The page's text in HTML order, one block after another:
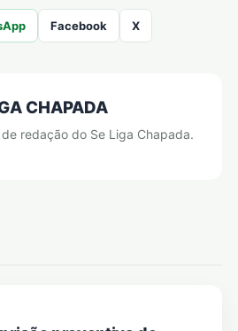
Facebook X
CHAPADA
redação do Se Liga Chapada.